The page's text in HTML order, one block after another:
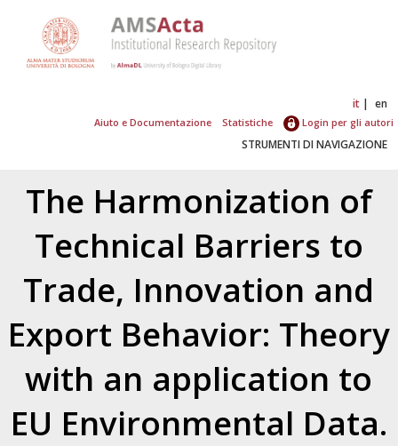
it en
Aiuto e Documentazione Statistiche Login per gli autori
STRUMENTI DI NAVIGAZIONE
The Harmonization of
Technical Barriers to
Trade, Innovation and
Export Behavior: Theory
with an application to
EU Environmental Data.